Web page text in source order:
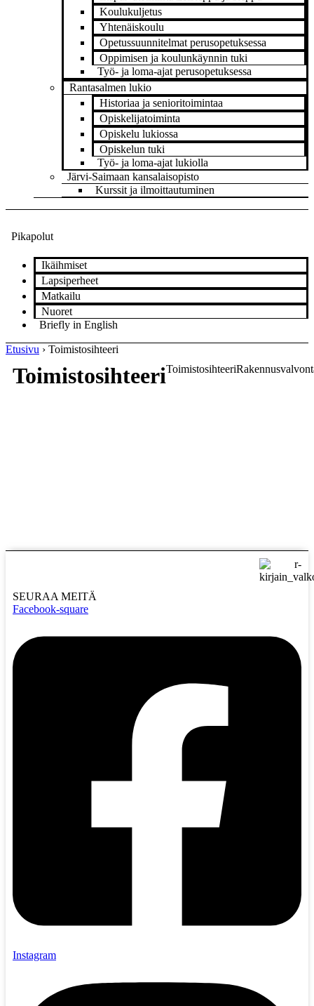
Koulukuljetus
Yhtenäiskoulu
Opetussuunnitelmat perusopetuksessa
Oppimisen ja koulunkäynnin tuki
Työ- ja loma-ajat perusopetuksessa
Rantasalmen lukio
Historiaa ja senioritoimintaa
Opiskelijatoiminta
Opiskelu lukiossa
Opiskelun tuki
Työ- ja loma-ajat lukiolla
Järvi-Saimaan kansalaisopisto
Kurssit ja ilmoittautuminen
Pikapolut
Ikäihmiset
Lapsiperheet
Matkailu
Nuoret
Briefly in English
Etusivu › Toimistosihteeri
ToimistosihteeriToimistosihteeri
SEURAA MEITÄ
Facebook-square
Instagram